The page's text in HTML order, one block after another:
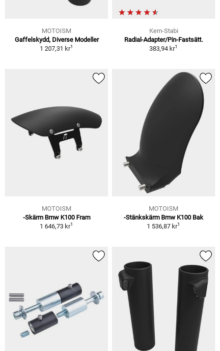
MOTOISM
Gaffelskydd, Diverse Modeller
1 207,31 kr1
Kern-Stabi
Radial-Adapter/Pin-Fastsätt.
383,94 kr1
MOTOISM
-Skärm Bmw K100 Fram
1 646,73 kr1
MOTOISM
-Stänkskärm Bmw K100 Bak
1 536,87 kr1